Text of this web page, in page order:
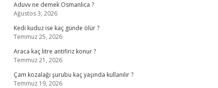
Aduvv ne demek Osmanlıca ?
Ağustos 3, 2026
Kedi kuduz ise kaç günde ölür ?
Temmuz 25, 2026
Araca kaç litre antifiriz konur ?
Temmuz 21, 2026
Çam kozalağı şurubu kaç yaşında kullanılır ?
Temmuz 19, 2026